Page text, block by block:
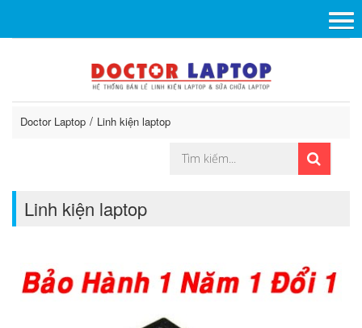
Doctor Laptop Linh kiện laptop
Linh kiện laptop